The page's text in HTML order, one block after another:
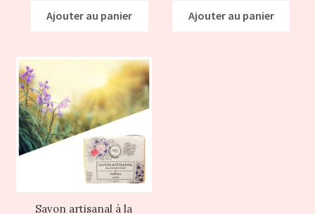
Ajouter au panier Ajouter au panier
Savon artisanal à la